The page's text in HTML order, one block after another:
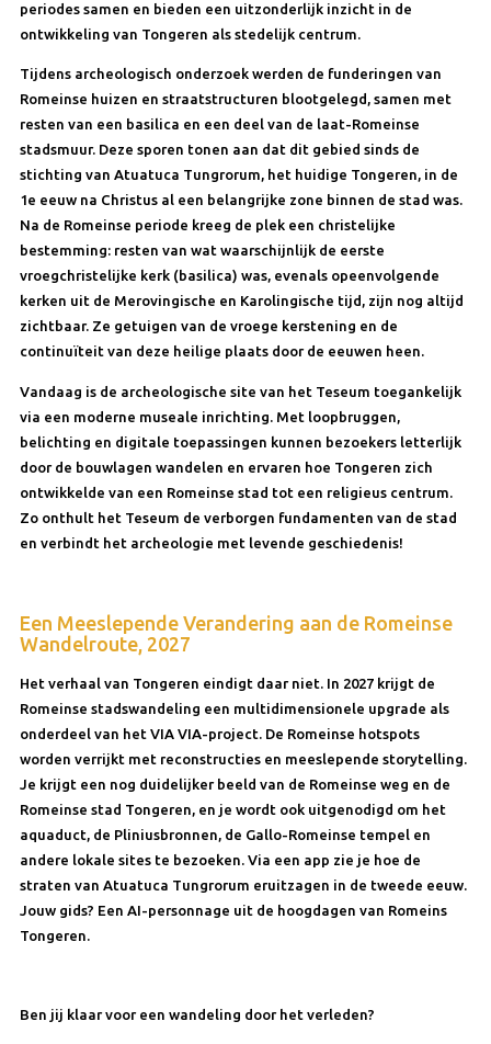
periodes samen en bieden een uitzonderlijk inzicht in de
ontwikkeling van Tongeren als stedelijk centrum.
Tijdens archeologisch onderzoek werden de funderingen van
Romeinse huizen en straatstructuren blootgelegd, samen met
resten van een basilica en een deel van de laat-Romeinse
stadsmuur. Deze sporen tonen aan dat dit gebied sinds de
stichting van Atuatuca Tungrorum, het huidige Tongeren, in de
1e eeuw na Christus al een belangrijke zone binnen de stad was.
Na de Romeinse periode kreeg de plek een christelijke
bestemming: resten van wat waarschijnlijk de eerste
vroegchristelijke kerk (basilica) was, evenals opeenvolgende
kerken uit de Merovingische en Karolingische tijd, zijn nog altijd
zichtbaar. Ze getuigen van de vroege kerstening en de
continuïteit van deze heilige plaats door de eeuwen heen.
Vandaag is de archeologische site van het Teseum toegankelijk
via een moderne museale inrichting. Met loopbruggen,
belichting en digitale toepassingen kunnen bezoekers letterlijk
door de bouwlagen wandelen en ervaren hoe Tongeren zich
ontwikkelde van een Romeinse stad tot een religieus centrum.
Zo onthult het Teseum de verborgen fundamenten van de stad
en verbindt het archeologie met levende geschiedenis!
Een Meeslepende Verandering aan de Romeinse
Wandelroute, 2027
Het verhaal van Tongeren eindigt daar niet. In 2027 krijgt de
Romeinse stadswandeling een multidimensionele upgrade als
onderdeel van het VIA VIA-project. De Romeinse hotspots
worden verrijkt met reconstructies en meeslepende storytelling.
Je krijgt een nog duidelijker beeld van de Romeinse weg en de
Romeinse stad Tongeren, en je wordt ook uitgenodigd om het
aquaduct, de Pliniusbronnen, de Gallo-Romeinse tempel en
andere lokale sites te bezoeken. Via een app zie je hoe de
straten van Atuatuca Tungrorum eruitzagen in de tweede eeuw.
Jouw gids? Een AI-personnage uit de hoogdagen van Romeins
Tongeren.
Ben jij klaar voor een wandeling door het verleden?